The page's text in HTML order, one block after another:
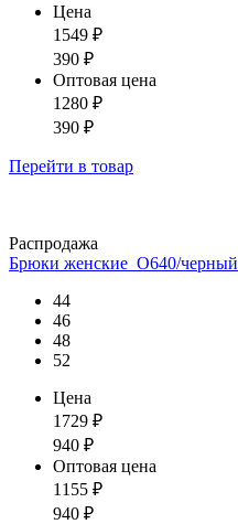
Цена
1549 ₽
390 ₽
Оптовая цена
1280 ₽
390 ₽
Перейти в товар
Распродажа
Брюки женские_О640/черный
44
46
48
52
Цена
1729 ₽
940 ₽
Оптовая цена
1155 ₽
940 ₽